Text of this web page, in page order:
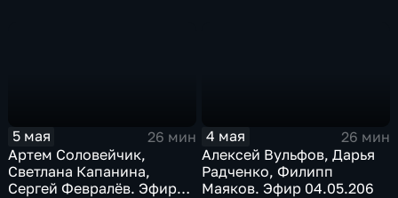
5 мая
26 мин
Артем Соловейчик,
Светлана Капанина,
Сергей Февралёв. Эфир
4 мая
26 мин
Алексей Вульфов, Дарья
Радченко, Филипп
Маяков. Эфир 04.05.206